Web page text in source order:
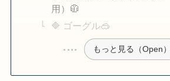
用）🧥
🔷 ゴーグル🥽
もっと見る（Open）